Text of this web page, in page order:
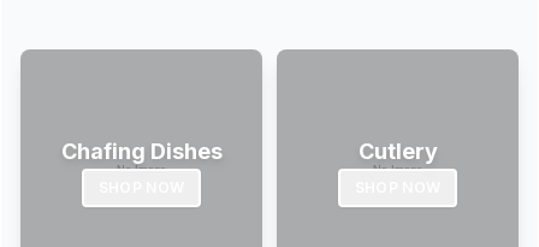
Chafing Dishes Cutlery